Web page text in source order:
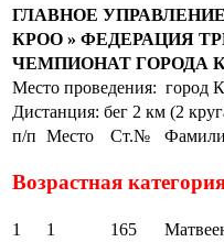
ГЛАВНОЕ
КРОО » ФЕДЕРАЦИЯ
ЧЕМПИОНАТ ГОРОДА
Место проведения: город
Дистанция: бег 2 км (2
п/п Место Ст.№
Возрастная
1 1 165